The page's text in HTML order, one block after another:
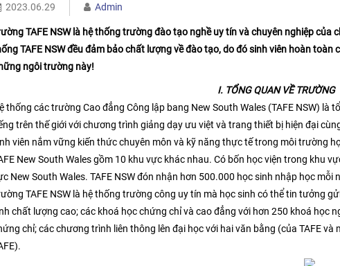
2023.06.29 Admin
TAFE NSW là hệ thống trường đào tạo nghề uy tín và chuyên nghiệp
TAFE NSW đều đảm bảo chất lượng về đào tạo, do đó sinh viên hoàn
ngôi trường này!
I. TỔNG QUAN VỀ TRƯỜNG
thống các trường Cao đẳng Công lập bang New South Wales (TAFE NSW) là
trên thế giới với chương trình giảng dạy ưu việt và trang thiết bị hiện đại
viên nắm vững kiến thức chuyên môn và kỹ năng thực tế trong môi trường
New South Wales gồm 10 khu vực khác nhau. Có bốn học viện trong khu
New South Wales. TAFE NSW đón nhận hơn 500.000 học sinh nhập học mỗi
TAFE NSW là hệ thống trường công uy tín mà học sinh có thể tin tưởng
chất lượng cao; các khoá học chứng chỉ và cao đẳng với hơn 250 khoá học
chỉ; các chương trình liên thông lên đại học với hai văn bằng (của TAFE